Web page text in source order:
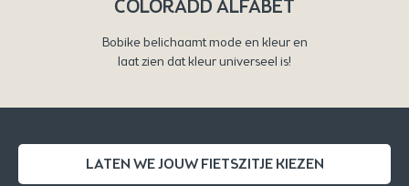
COLORADD ALFABET
Bobike belichaamt mode en kleur en
laat zien dat kleur universeel is!
LATEN WE JOUW FIETSZITJE KIEZEN